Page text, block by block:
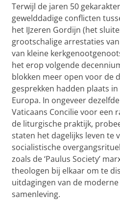
Terwijl de jaren 50
gewelddadige conflicten
het IJzeren Gordijn (het
grootschalige arrestaties
van kleine
het erop volgende
blokken meer open voor de
gesprekken hadden plaats
Europa. In ongeveer
Vaticaans Concilie voor een
de liturgische praktijk,
staten het dagelijks leven te
socialistische
zoals de ‘Paulus Society’
theologen bij elkaar om te
uitdagingen van de
samenleving.